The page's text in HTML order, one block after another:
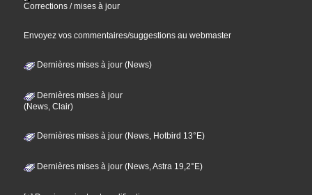
Corrections / mises à jour
Envoyez vos commentaires/suggestions au webmaster
Dernières mises à jour (News)
Dernières mises à jour
(News, Clair)
Dernières mises à jour (News, Hotbird 13°E)
Dernières mises à jour (News, Astra 19,2°E)